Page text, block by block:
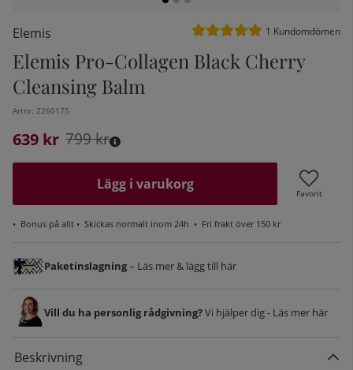
Elemis Medelbetyg 5 av 5 Antal
1 Kundomdömen
Elemis Pro-Collagen Black Cherry
Cleansing Balm
Artnr: 2260175
639 kr
Ordinarie pris:
799kr
Lägg i varukorg
Favorit
• Bonus på allt • Skickas normalt inom 24h • Fri frakt över 150 kr
Paketinslagning– Läs mer & lägg till här
Vill du ha personlig rådgivning?Vi hjälper dig - Läs mer här
Beskrivning